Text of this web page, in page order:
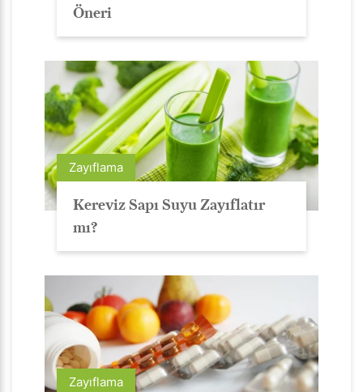
Öneri
Zayıflama
Kereviz Sapı Suyu Zayıflatır
mı?
Zayıflama